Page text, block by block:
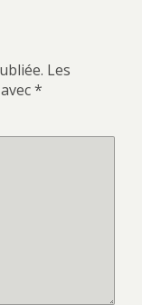
Les
*